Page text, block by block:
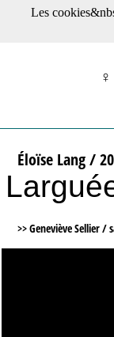
Films
Tribunes
Bloc-notes
Archives
S’abonner à la
Éloïse Lang /
>> Geneviève Sellier /
Les